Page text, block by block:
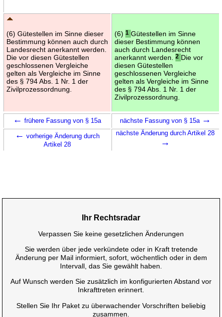
(6) Gütestellen im Sinne dieser
Bestimmung können auch durch
Landesrecht anerkannt werden.
Die vor diesen Gütestellen
geschlossenen Vergleiche
gelten als Vergleiche im Sinne
des § 794 Abs. 1 Nr. 1 der
Zivilprozessordnung.
(6) 1 Gütestellen im Sinne
dieser Bestimmung können
auch durch Landesrecht
anerkannt werden.
2 Die vor
diesen Gütestellen
geschlossenen Vergleiche
gelten als Vergleiche im Sinne
des § 794 Abs. 1 Nr. 1 der
Zivilprozessordnung.
← frühere Fassung von § 15a nächste Fassung von § 15a →
← vorherige Änderung durch
Artikel 28
nächste Änderung durch Artikel 28
→
Ihr Rechtsradar
Verpassen Sie keine gesetzlichen Änderungen
Sie werden über jede verkündete oder in Kraft tretende
Änderung per Mail informiert, sofort, wöchentlich oder in dem
Intervall, das Sie gewählt haben.
Auf Wunsch werden Sie zusätzlich im konfigurierten Abstand vor
Inkrafttreten erinnert.
Stellen Sie Ihr Paket zu überwachender Vorschriften beliebig
zusammen.